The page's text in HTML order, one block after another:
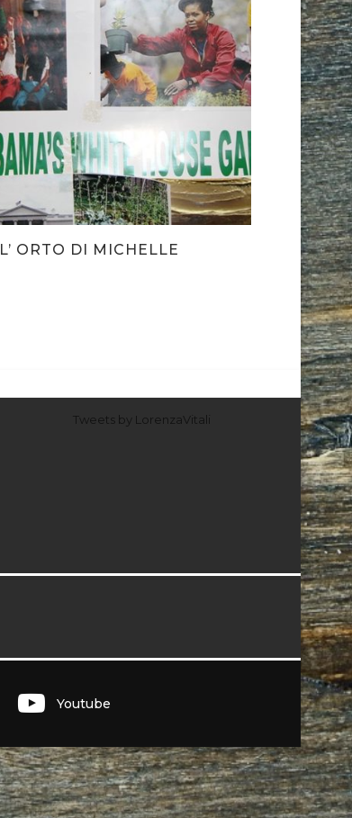
L’ ORTO DI MICHELLE
Tweets by LorenzaVitali
Youtube